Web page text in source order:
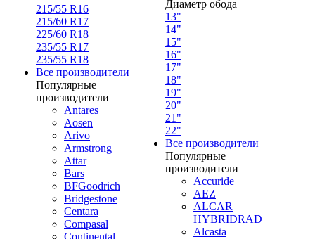
215/55 R16
215/60 R17
225/60 R18
235/55 R17
235/55 R18
Все производители
Популярные
производители
Antares
Aosen
Arivo
Armstrong
Attar
Bars
BFGoodrich
Bridgestone
Centara
Compasal
Continental
Диаметр обода
13"
14"
15"
16"
17"
18"
19"
20"
21"
22"
Все производители
Популярные
производители
Accuride
AEZ
ALCAR
HYBRIDRAD
Alcasta